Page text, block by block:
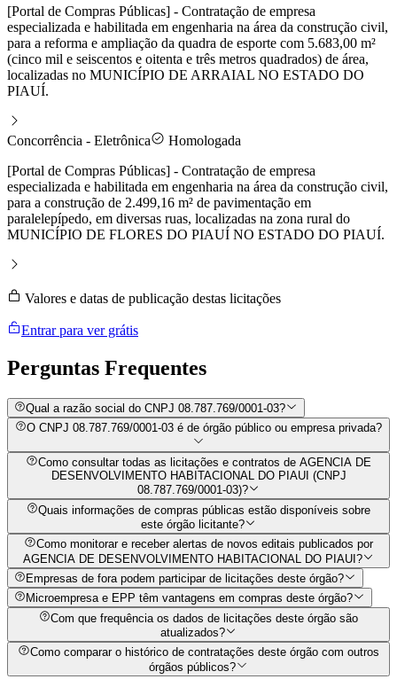
[Portal de Compras Públicas] - Contratação de empresa
especializada e habilitada em engenharia na área da construção civil,
para a reforma e ampliação da quadra de esporte com 5.683,00 m²
(cinco mil e seiscentos e oitenta e três metros quadrados) de área,
localizadas no MUNICÍPIO DE ARRAIAL NO ESTADO DO
PIAUÍ.
Concorrência - Eletrônica
Homologada
[Portal de Compras Públicas] - Contratação de empresa
especializada e habilitada em engenharia na área da construção civil,
para a construção de 2.499,16 m² de pavimentação em
paralelepípedo, em diversas ruas, localizadas na zona rural do
MUNICÍPIO DE FLORES DO PIAUÍ NO ESTADO DO PIAUÍ.
Valores e datas de publicação destas licitações
Entrar para ver grátis
Perguntas Frequentes
Qual a razão social do CNPJ 08.787.769/0001-03?
O CNPJ 08.787.769/0001-03 é de órgão público ou empresa privada?
Como consultar todas as licitações e contratos de AGENCIA DE
DESENVOLVIMENTO HABITACIONAL DO PIAUI (CNPJ
08.787.769/0001-03)?
Quais informações de compras públicas estão disponíveis sobre
este órgão licitante?
Como monitorar e receber alertas de novos editais publicados por
AGENCIA DE DESENVOLVIMENTO HABITACIONAL DO PIAUI?
Empresas de fora podem participar de licitações deste órgão?
Microempresa e EPP têm vantagens em compras deste órgão?
Com que frequência os dados de licitações deste órgão são
atualizados?
Como comparar o histórico de contratações deste órgão com outros
órgãos públicos?